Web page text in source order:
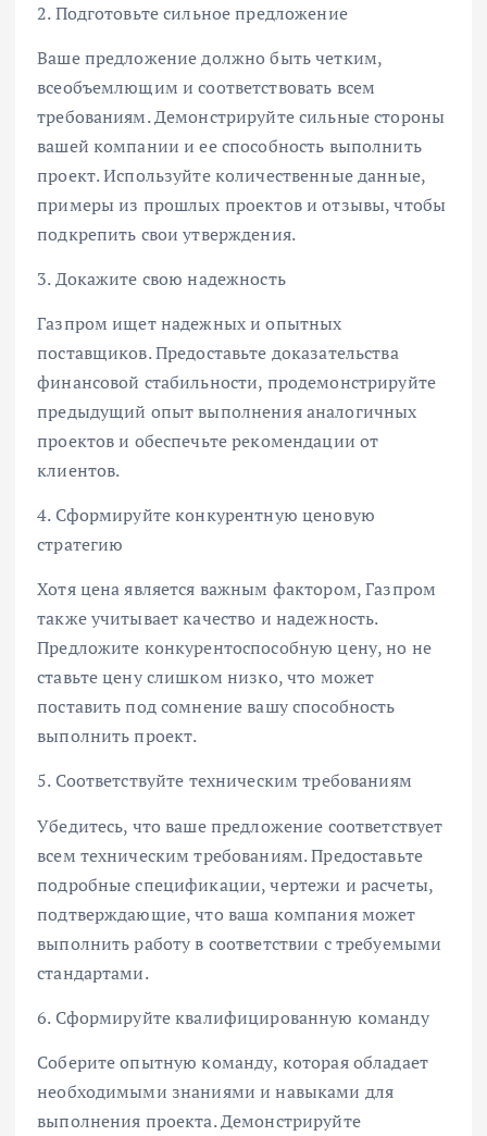
2. Подготовьте сильное предложение
Ваше предложение должно быть четким,
всеобъемлющим и соответствовать всем
требованиям. Демонстрируйте сильные стороны
вашей компании и ее способность выполнить
проект. Используйте количественные данные,
примеры из прошлых проектов и отзывы, чтобы
подкрепить свои утверждения.
3. Докажите свою надежность
Газпром ищет надежных и опытных
поставщиков. Предоставьте доказательства
финансовой стабильности, продемонстрируйте
предыдущий опыт выполнения аналогичных
проектов и обеспечьте рекомендации от
клиентов.
4. Сформируйте конкурентную ценовую
стратегию
Хотя цена является важным фактором, Газпром
также учитывает качество и надежность.
Предложите конкурентоспособную цену, но не
ставьте цену слишком низко, что может
поставить под сомнение вашу способность
выполнить проект.
5. Соответствуйте техническим требованиям
Убедитесь, что ваше предложение соответствует
всем техническим требованиям. Предоставьте
подробные спецификации, чертежи и расчеты,
подтверждающие, что ваша компания может
выполнить работу в соответствии с требуемыми
стандартами.
6. Сформируйте квалифицированную команду
Соберите опытную команду, которая обладает
необходимыми знаниями и навыками для
выполнения проекта. Демонстрируйте